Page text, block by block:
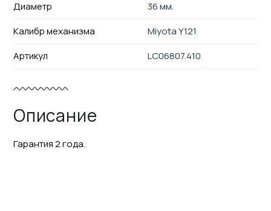
Диаметр
36 мм.
Калибр механизма
Miyota Y121
Артикул
LC06807.410
Описание
Гарантия 2 года.